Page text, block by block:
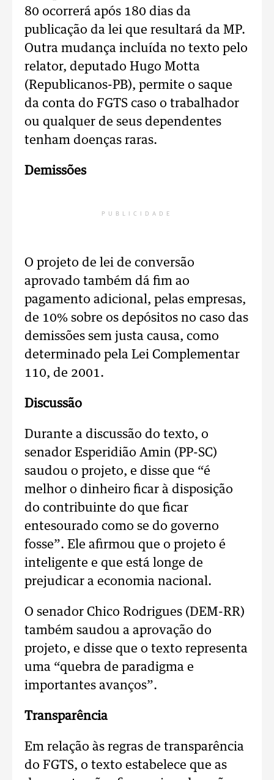
80 ocorrerá após 180 dias da
publicação da lei que resultará da MP.
Outra mudança incluída no texto pelo
relator, deputado Hugo Motta
(Republicanos-PB), permite o saque
da conta do FGTS caso o trabalhador
ou qualquer de seus dependentes
tenham doenças raras.
Demissões
PUBLICIDADE
O projeto de lei de conversão
aprovado também dá fim ao
pagamento adicional, pelas empresas,
de 10% sobre os depósitos no caso das
demissões sem justa causa, como
determinado pela Lei Complementar
110, de 2001.
Discussão
Durante a discussão do texto, o
senador Esperidião Amin (PP-SC)
saudou o projeto, e disse que “é
melhor o dinheiro ficar à disposição
do contribuinte do que ficar
entesourado como se do governo
fosse”. Ele afirmou que o projeto é
inteligente e que está longe de
prejudicar a economia nacional.
O senador Chico Rodrigues (DEM-RR)
também saudou a aprovação do
projeto, e disse que o texto representa
uma “quebra de paradigma e
importantes avanços”.
Transparência
Em relação às regras de transparência
do FGTS, o texto estabelece que as